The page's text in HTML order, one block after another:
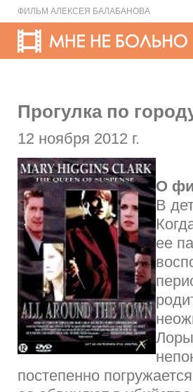
ФИЛЬМ АЛЕКСЕЯ БАЛАБАНОВА
Прогулка по
12 ноября 2012 г.
О
В
ее
постепенно